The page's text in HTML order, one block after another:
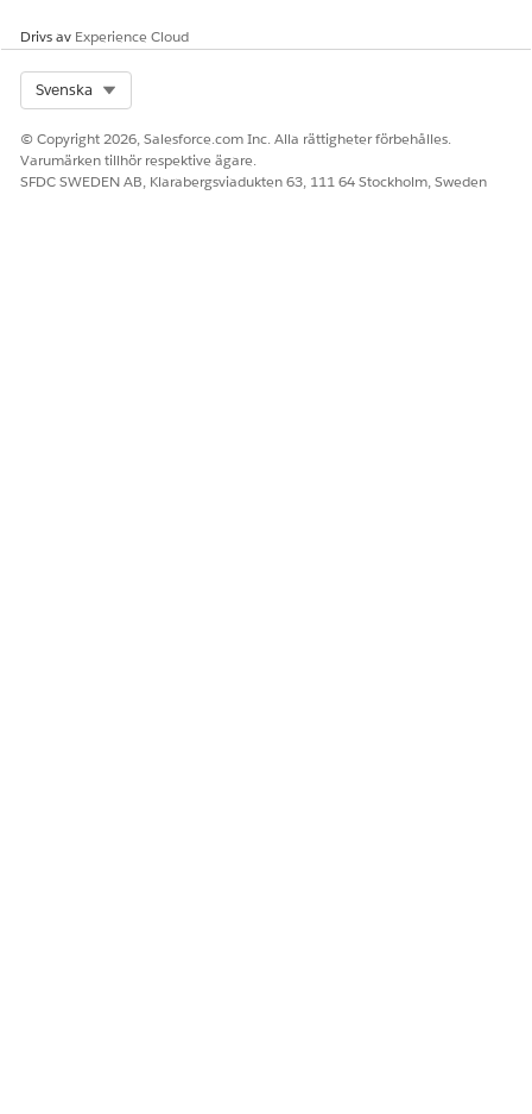
LÖSTE DENNA ARTIKEL DITT PROBLEM?
Berätta för oss vad vi kan förbättra!
Drivs av Experience Cloud
Svenska
© Copyright 2026, Salesforce.com Inc. Alla rättigheter förbehålles.
Varumärken tillhör respektive ägare.
SFDC SWEDEN AB, Klarabergsviadukten 63, 111 64 Stockholm, Sweden